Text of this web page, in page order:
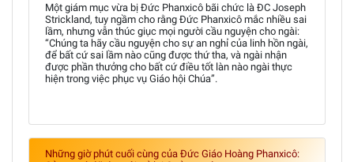
Một giám mục vừa bị Đức Phanxicô bãi chức là ĐC Joseph
Strickland, tuy ngầm cho rằng Đức Phanxicô mắc nhiều sai
lầm, nhưng vẫn thúc giục mọi người cầu nguyện cho ngài:
“Chúng ta hãy cầu nguyện cho sự an nghỉ của linh hồn ngài,
để bất cứ sai lầm nào cũng được thứ tha, và ngài nhận
được phần thưởng cho bất cứ điều tốt làn nào ngài thực
hiện trong việc phục vụ Giáo hội Chúa”.
Những giờ phút cuối cùng của Đức Giáo Hoàng Phanxicô: